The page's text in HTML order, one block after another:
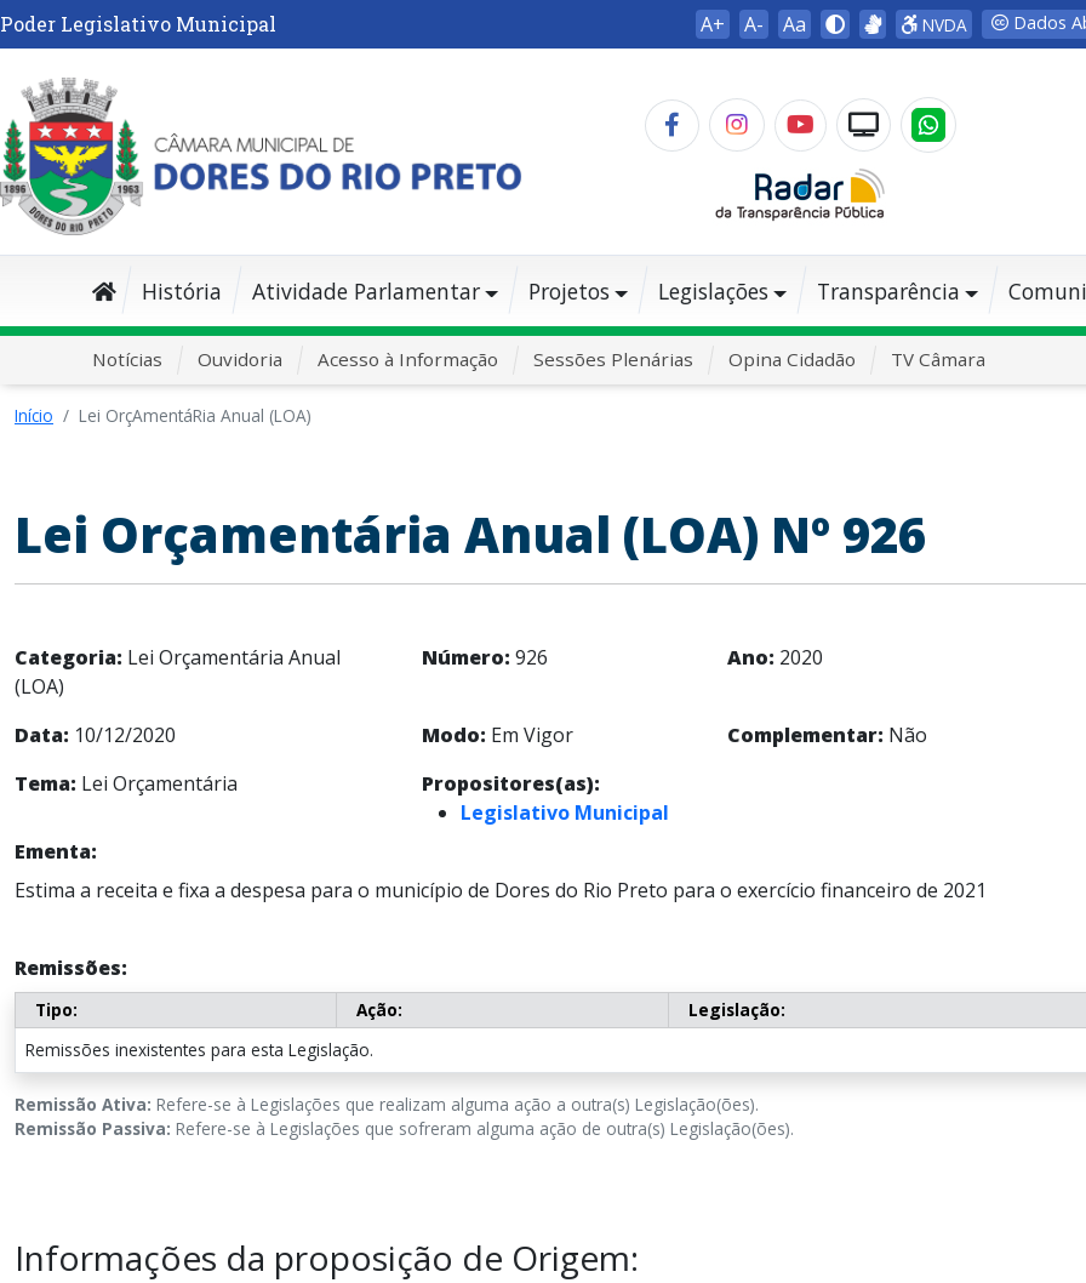
Poder Legislativo Municipal A+ A- Aa NVDA Dados
História Atividade Parlamentar Projetos Legislações Transparência
Notícias Ouvidoria Acesso à Informação Sessões Plenárias Opina Cidadão TV Câmara
Início Lei OrçAmentáRia Anual (LOA)
Lei Orçamentária Anual (LOA) Nº 926
Categoria: Lei Orçamentária Anual
(LOA)
Número: 926 Ano: 2020
Data: 10/12/2020 Modo: Em Vigor Complementar: Não
Tema: Lei Orçamentária
Propositores(as):
Legislativo Municipal
Ementa:
Estima a receita e fixa a despesa para o município de Dores do Rio Preto para o exercício financeiro de 2021
Remissões:
Tipo: Ação:
Legislação:
Remissões inexistentes para esta Legislação.
Remissão Ativa: Refere-se à Legislações que realizam alguma ação a outra(s) Legislação(ões).
Remissão Passiva: Refere-se à Legislações que sofreram alguma ação de outra(s) Legislação(ões).
Informações da proposição de Origem: